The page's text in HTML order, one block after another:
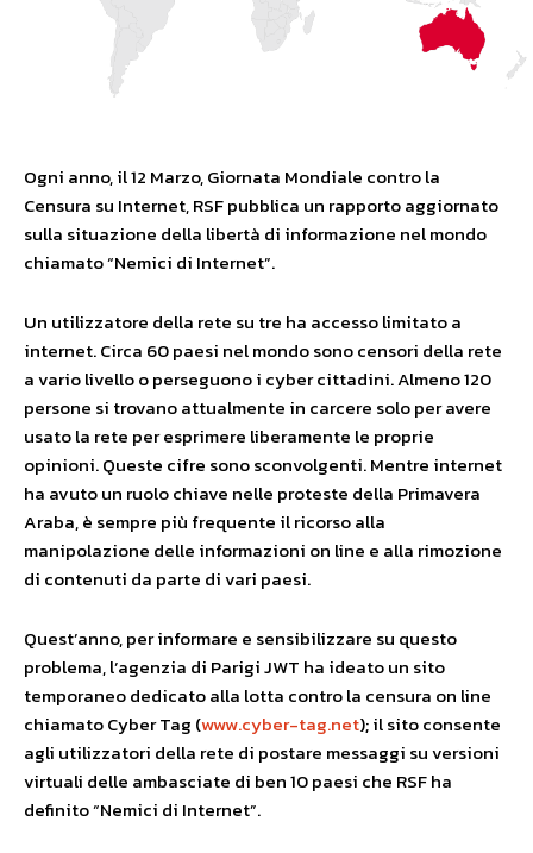
Ogni anno, il 12 Marzo, Giornata Mondiale contro la
Censura su Internet, RSF pubblica un rapporto aggiornato
sulla situazione della libertà di informazione nel mondo
chiamato “Nemici di Internet”.
Un utilizzatore della rete su tre ha accesso limitato a
internet. Circa 60 paesi nel mondo sono censori della rete
a vario livello o perseguono i cyber cittadini. Almeno 120
persone si trovano attualmente in carcere solo per avere
usato la rete per esprimere liberamente le proprie
opinioni. Queste cifre sono sconvolgenti. Mentre internet
ha avuto un ruolo chiave nelle proteste della Primavera
Araba, è sempre più frequente il ricorso alla
manipolazione delle informazioni on line e alla rimozione
di contenuti da parte di vari paesi.
Quest’anno, per informare e sensibilizzare su questo
problema, l’agenzia di Parigi JWT ha ideato un sito
temporaneo dedicato alla lotta contro la censura on line
chiamato Cyber Tag (www.cyber-tag.net); il sito consente
agli utilizzatori della rete di postare messaggi su versioni
virtuali delle ambasciate di ben 10 paesi che RSF ha
definito “Nemici di Internet”.